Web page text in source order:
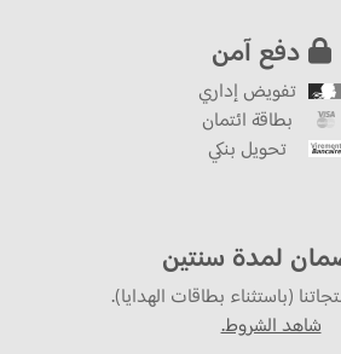
دفع آمن
تفويض إداري
بطاقة ائتمان
تحويل بنكي
لمدة سنتين
(باستثناء بطاقات الهدايا).
شاهد الشروط.